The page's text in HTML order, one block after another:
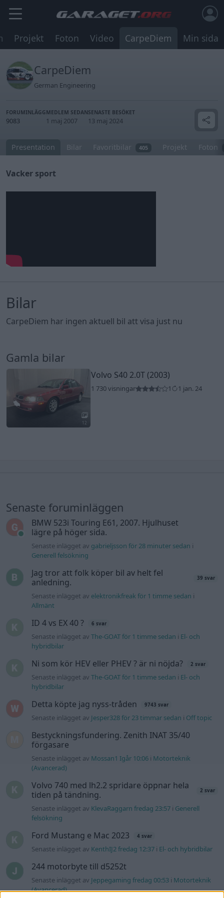
Projekt Foton Video CarpeDiem Min sida
CarpeDiem
German Engineering
FORUMINLÄGG
9083
MEDLEM SEDAN
1 maj 2007
SENASTE BESÖKET
13 maj 2024
Presentation Bilar Favoritbilar 405 Projekt Foton
Vacker sport
Bilar
CarpeDiem har ingen aktuell bil att visa just nu
Gamla bilar
12
Volvo S40 2.0T (2003)
1 730 visningar 1 1 jan. 24
Senaste foruminläggen
BMW 523i Touring E61, 2007. Hjulhuset
lägre på höger sida.
Senaste inlägget av gabrieljsson för 28 minuter sedan i
Generell felsökning
Jag tror att folk köper bil av helt fel
anledning.
39 svar
Senaste inlägget av elektronikfreak för 1 timme sedan i
Allmänt
ID 4 vs EX 40 ? 6 svar
Senaste inlägget avThe-GOAT för 1 timme sedan i El- och
hybridbilar
Ni som kör HEV eller PHEV ? är ni nöjda? 2 svar
Senaste inlägget avThe-GOAT för 1 timme sedan i El- och
hybridbilar
Detta köpte jag nyss-tråden 9743 svar
Senaste inlägget av Jesper328 för 23 timmar sedan i Off topic
Bestyckningsfundering. Zenith INAT 35/40
förgasare
Senaste inlägget av Mossan1 Igår 10:06 i Motorteknik
(Avancerad)
Volvo 740 med lh2.2 spridare öppnar hela
tiden på tändning.
2 svar
Senaste inlägget av KlevaRaggarn fredag 23:57 i Generell
felsökning
Ford Mustang e Mac 2023 4 svar
Senaste inlägget av KenthIJ2 fredag 12:37 i El- och hybridbilar
244 motorbyte till d5252t
Senaste inlägget av Jeppegaming fredag 00:53 i Motorteknik
(Avancerad)